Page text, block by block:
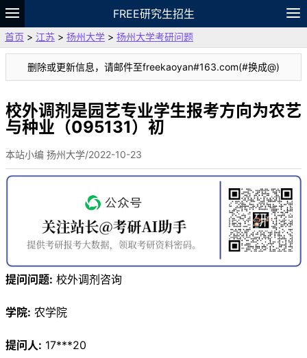
FREE研究生招生
题库
故事 专题 APP 笔记
VIP
资料
首页 > 江苏 > 扬州大学 > 扬州大学考研问题
删除或更新信息，请邮件至freekaoyan#163.com(#换成@)
校外调剂是园艺专业学生报考方向为农艺
与种业（095131）初
本站小编 扬州大学/2022-10-23
提问问题: 校外调剂咨询
学院: 农学院
提问人: 17***20